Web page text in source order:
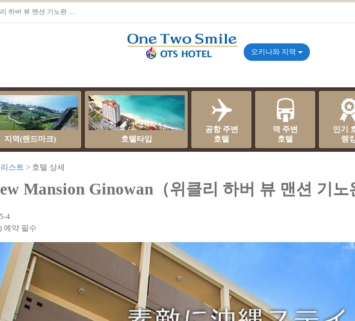
오키나와 지역
지역(랜드마크) 호텔타입
공항 주변
호텔
역 주변
호텔
인기
랭
스트 호텔 상세
Mansion Ginowan（위클리 하버 뷰 맨션 기노
4
예약 필수